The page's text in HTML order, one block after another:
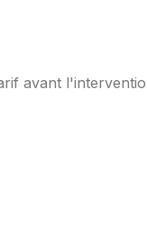
avant